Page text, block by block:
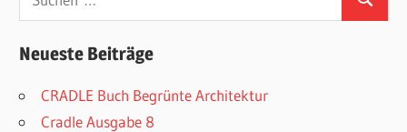
nach:
Suchen
Neueste Beiträge
CRADLE Buch Begrünte Architektur
Cradle Ausgabe 8